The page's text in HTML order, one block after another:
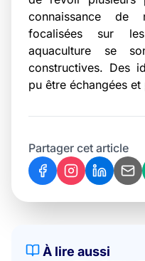
connaissance de
focalisées sur
aquaculture se
constructives. Des
pu être échangées et
Partager cet article
À lire aussi